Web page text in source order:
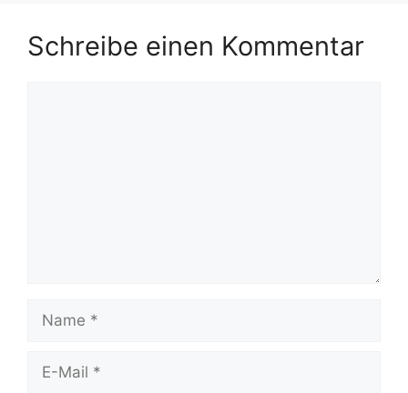
Schreibe einen Kommentar
Name